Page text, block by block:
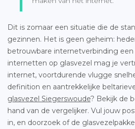
Dit is zomaar een situatie die de
gezinnen. Het is geen geheim:
betrouwbare internetverbinding een
internetten op glasvezel mag je
internet, voortdurende vlugge
definition en aantrekkelijke
glasvezel Siegerswoude? Bekijk de
hand van de vergelijker. Vul jouw
in, en doorzoek of de